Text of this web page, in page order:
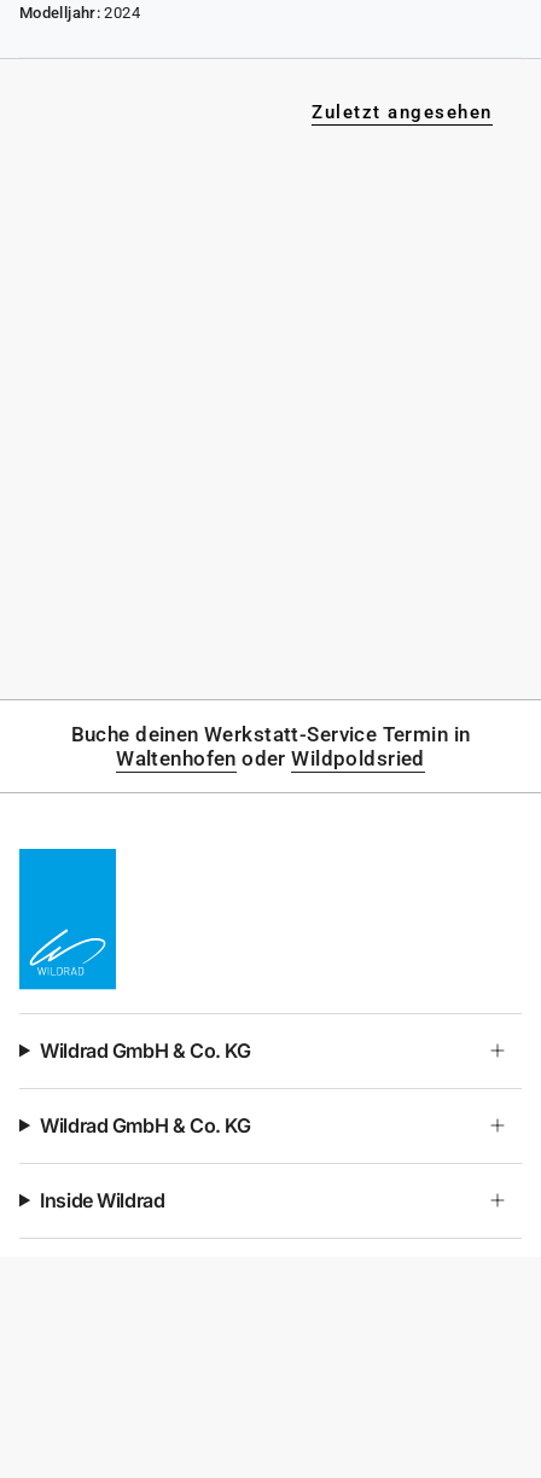
Modelljahr: 2024
Zuletzt angesehen
Buche deinen Werkstatt-Service Termin in
Waltenhofen oderWildpoldsried
Wildrad GmbH & Co. KG
Wildrad GmbH & Co. KG
Inside Wildrad